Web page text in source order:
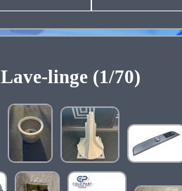
Lave-linge (1/70)